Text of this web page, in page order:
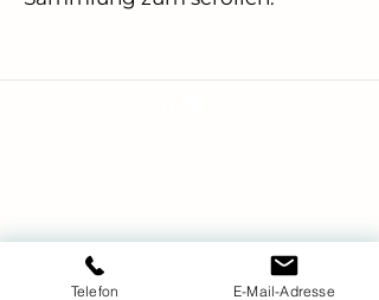
Telefon E-Mail-Adresse